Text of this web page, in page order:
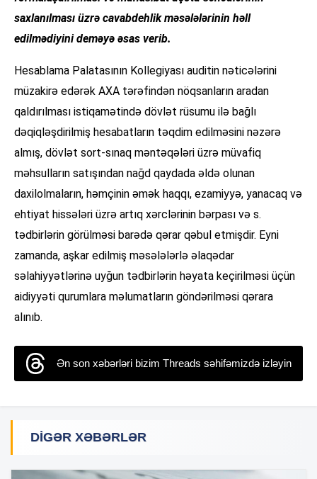
saxlanılması üzrə cavabdehlik məsələlərinin həll
edilmədiyini deməyə əsas verib.
Hesablama Palatasının Kollegiyası auditin nəticələrini
müzakirə edərək AXA tərəfindən nöqsanların aradan
qaldırılması istiqamətində dövlət rüsumu ilə bağlı
dəqiqləşdirilmiş hesabatların təqdim edilməsini nəzərə
almış, dövlət sort-sınaq məntəqələri üzrə müvafiq
məhsulların satışından nağd qaydada əldə olunan
daxilolmaların, həmçinin əmək haqqı, ezamiyyə, yanacaq və
ehtiyat hissələri üzrə artıq xərclərinin bərpası və s.
tədbirlərin görülməsi barədə qərar qəbul etmişdir. Eyni
zamanda, aşkar edilmiş məsələlərlə əlaqədar
səlahiyyətlərinə uyğun tədbirlərin həyata keçirilməsi üçün
aidiyyəti qurumlara məlumatların göndərilməsi qərara
alınıb.
Ən son xəbərləri bizim Threads səhifəmizdə izləyin
DIGƏR XƏBƏRLƏR